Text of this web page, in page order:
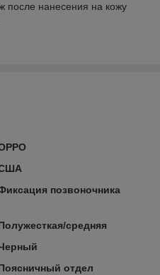
после нанесения на кожу
позвоночника
средняя
отдел